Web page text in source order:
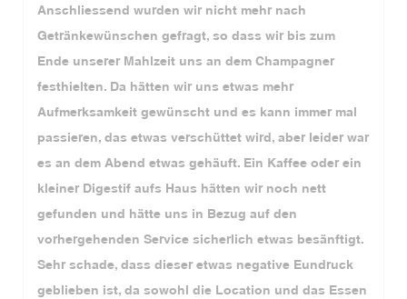
Anschliessend wurden wir nicht mehr nach
Getränkewünschen gefragt, so dass wir bis zum
Ende unserer Mahlzeit uns an dem Champagner
festhielten. Da hätten wir uns etwas mehr
Aufmerksamkeit gewünscht und es kann immer mal
passieren, das etwas verschüttet wird, aber leider war
es an dem Abend etwas gehäuft. Ein Kaffee oder ein
kleiner Digestif aufs Haus hätten wir noch nett
gefunden und hätte uns in Bezug auf den
vorhergehenden Service sicherlich etwas besänftigt.
Sehr schade, dass dieser etwas negative Eundruck
geblieben ist, da sowohl die Location und das Essen